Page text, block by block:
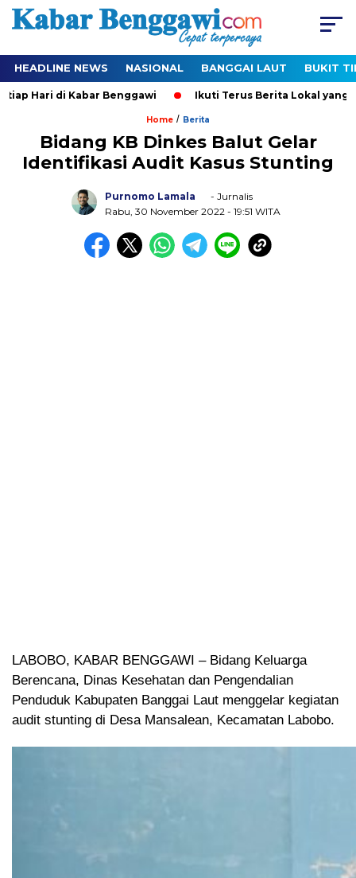
HEADLINE NEWS NASIONAL BANGGAI LAUT BUKIT
di Kabar Benggawi Ikuti Terus Berita Lokal yang Ter-
Home / Berita
Bidang KB Dinkes Balut Gelar
Identifikasi Audit Kasus Stunting
Purnomo Lamala
- Jurnalis
Rabu, 30 November 2022 - 19:51 WITA
LABOBO, KABAR BENGGAWI – Bidang Keluarga
Berencana, Dinas Kesehatan dan Pengendalian
Penduduk Kabupaten Banggai Laut menggelar kegiatan
audit stunting di Desa Mansalean, Kecamatan Labobo.